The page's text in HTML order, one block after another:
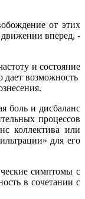
от этих
движении вперед, -
и состояние
дает возможность
боль и дисбаланс
процессов
коллектива или
для его
симптомы с
в сочетании с